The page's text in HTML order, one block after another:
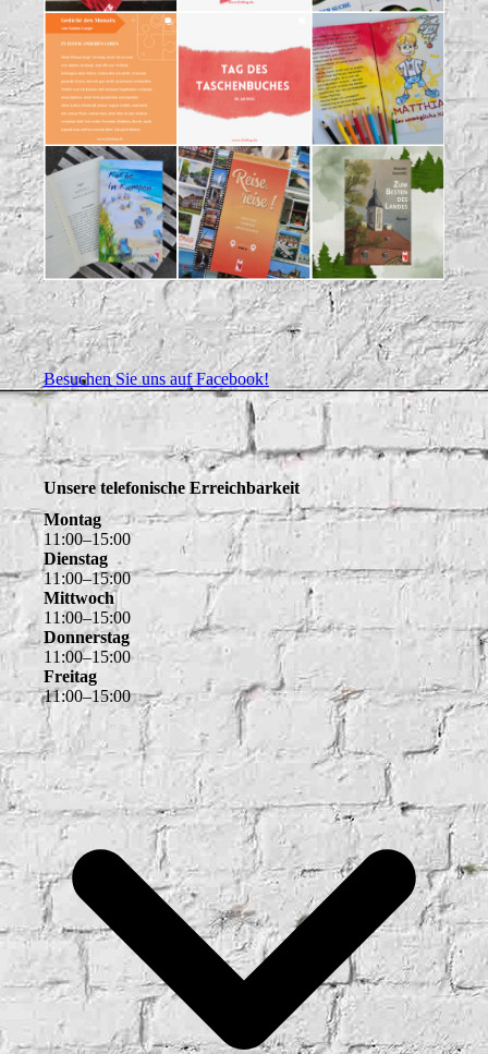
Besuchen Sie uns auf Facebook!
Unsere telefonische Erreichbarkeit
Montag
11 :00–15:00
Dienstag
11:00–15:00
Mittwoch
11 :00–15:00
Donnerstag
11 :00–15:00
Freitag
11:00–15:00